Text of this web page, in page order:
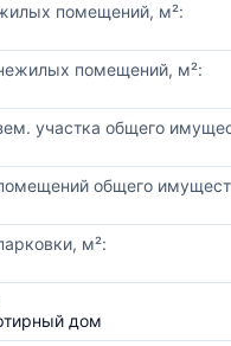
помещений, м²:
помещений, м²:
участка общего
общего
м²:
дом